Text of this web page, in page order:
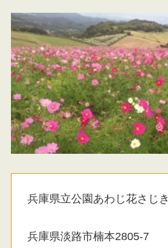
兵庫県立公園あわじ花さじき
兵庫県淡路市楠本2805-7